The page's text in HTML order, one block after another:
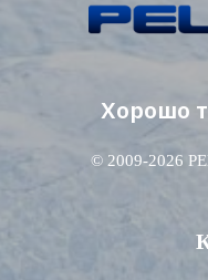
Хорошо
© 2009-2026